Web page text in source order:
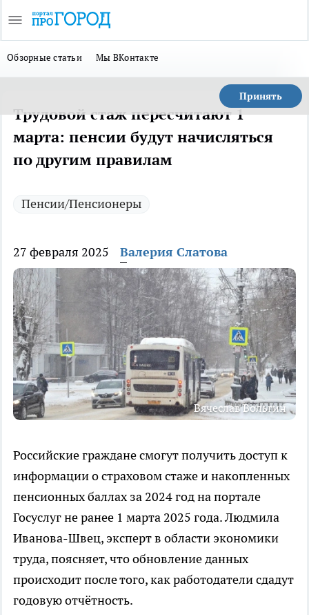
Обзорные статьи Мы ВКонтакте
Принять
Трудовой стаж пересчитают 1
марта: пенсии будут начисляться
по другим правилам
Пенсии/Пенсионеры
27 февраля 2025 Валерия Слатова
Вячеслав Вольгин
Российские граждане смогут получить доступ к
информации о страховом стаже и накопленных
пенсионных баллах за 2024 год на портале
Госуслуг не ранее 1 марта 2025 года. Людмила
Иванова-Швец, эксперт в области экономики
труда, поясняет, что обновление данных
происходит после того, как работодатели сдадут
годовую отчётность.